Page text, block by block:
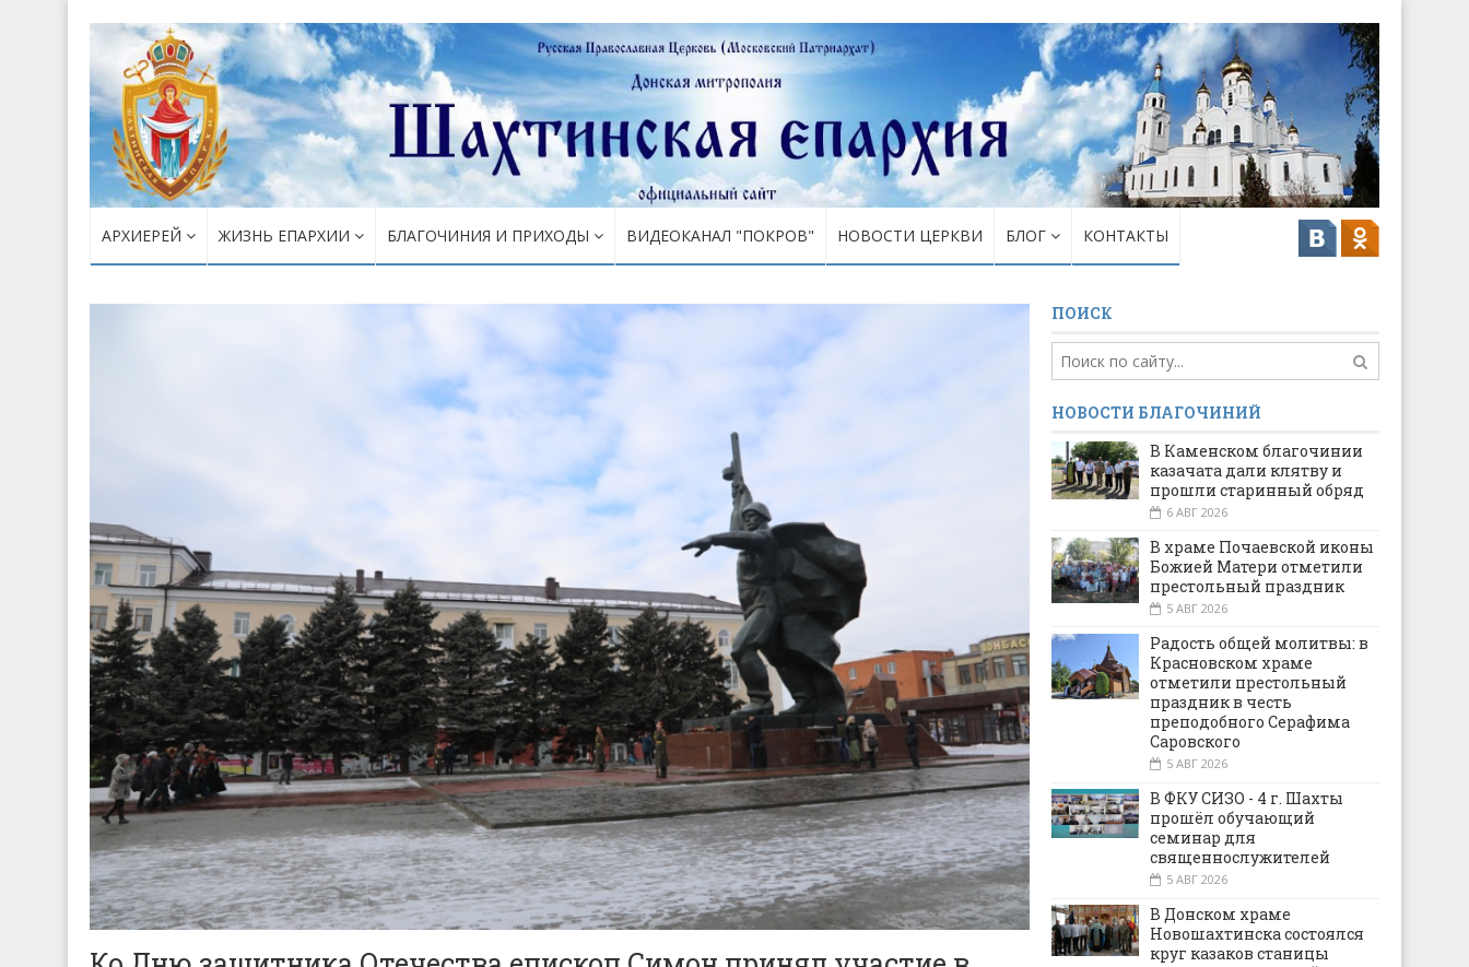
АРХИЕРЕЙ ЖИЗНЬ ЕПАРХИИ БЛАГОЧИНИЯ И ПРИХОДЫ ВИДЕОКАНАЛ "ПОКРОВ" НОВОСТИ ЦЕРКВИ БЛОГ КОНТАКТЫ
ПОИСК
НОВОСТИ БЛАГОЧИНИЙ
В Каменском благочинии
казачата дали клятву и
прошли старинный обряд
6 АВГ 2026
В храме Почаевской иконы
Божией Матери отметили
престольный праздник
5 АВГ 2026
Радость общей молитвы: в
Красновском храме
отметили престольный
праздник в честь
преподобного Серафима
Саровского
5 АВГ 2026
В ФКУ СИЗО - 4 г. Шахты
прошёл обучающий
семинар для
священнослужителей
5 АВГ 2026
В Донском храме
Новошахтинска состоялся
круг казаков станицы